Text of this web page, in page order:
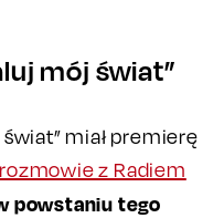
mój świat”
miał premierę
z Radiem
powstaniu tego